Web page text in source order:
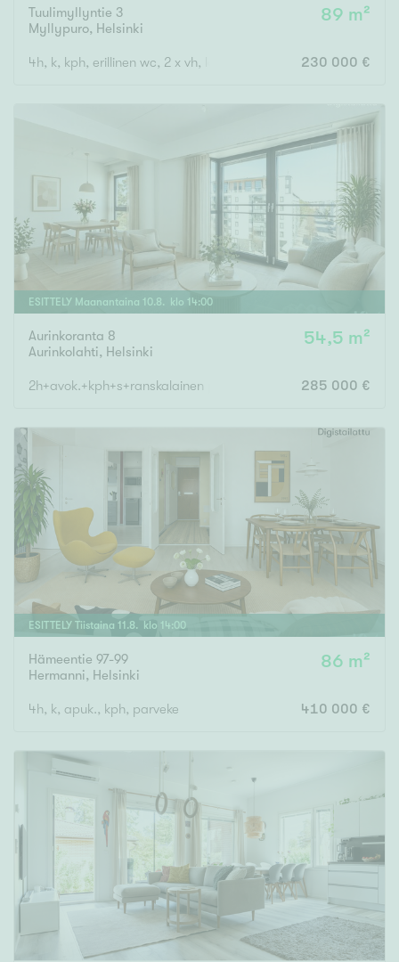
Tuulimyllyntie 3
Myllypuro, Helsinki
89 m²
4h, k, kph, erillinen wc, 2 x vh, lasitettu parveke 230 000 €
ESITTELY Maanantaina 10.8 . klo 14:00
Aurinkoranta 8
Aurinkolahti, Helsinki
54,5 m²
2h+avok.+kph+s+ranskalainen parv. 285 000 €
ESITTELY Tiistaina 11 .8. klo 14:00
Hämeentie 97-99
Hermanni, Helsinki
86 m²
4h, k, apuk., kph, parveke 410 000 €